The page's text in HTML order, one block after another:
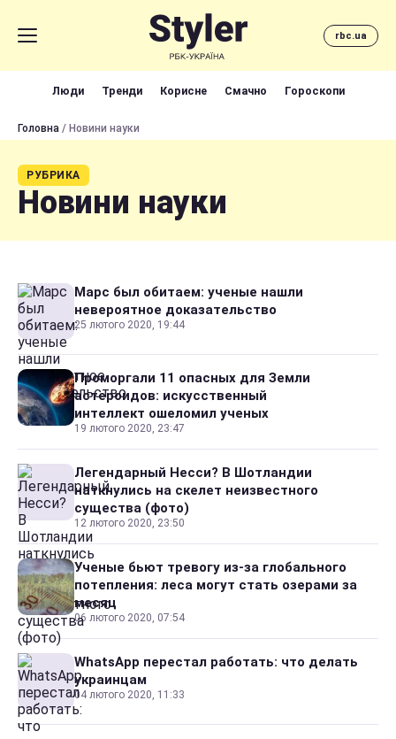
rbc.ua
Люди Тренди Корисне Смачно Гороскопи
Головна / Новини науки
РУБРИКА
Новини науки
Марс был обитаем: ученые нашли
невероятное доказательство
25 лютого 2020, 19:44
Проморгали 11 опасных для Земли
астероидов: искусственный
интеллект ошеломил ученых
19 лютого 2020, 23:47
Легендарный Несси? В Шотландии
наткнулись на скелет неизвестного
существа (фото)
12 лютого 2020, 23:50
Ученые бьют тревогу из-за глобального
потепления: леса могут стать озерами за
месяц
06 лютого 2020, 07:54
WhatsApp перестал работать: что делать
украинцам
04 лютого 2020, 11:33